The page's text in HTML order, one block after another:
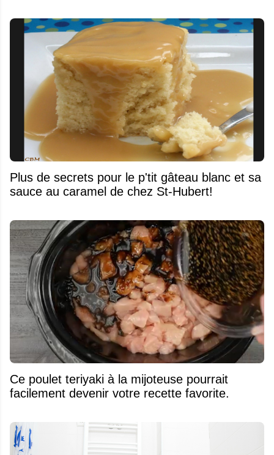
Plus de secrets pour le p'tit gâteau blanc et sa
sauce au caramel de chez St-Hubert!
Ce poulet teriyaki à la mijoteuse pourrait
facilement devenir votre recette favorite.